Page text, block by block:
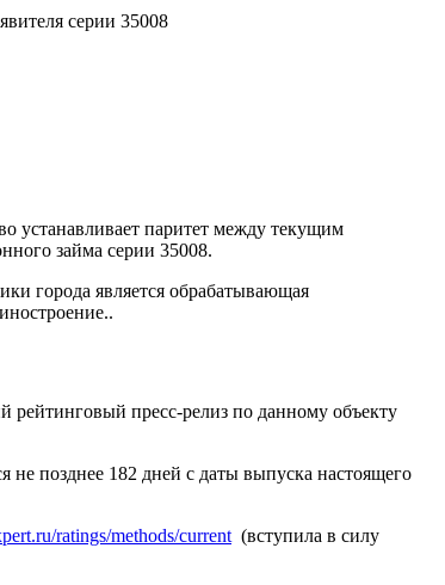
серии 35008
устанавливает паритет между текущим
займа серии 35008.
города является обрабатывающая
пресс-релиз по данному объекту
позднее 182 дней с даты выпуска настоящего
ratings/methods/current (вступила в силу